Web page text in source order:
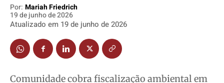
Socioeconômicas
Justiça
Socioeconômicas
Justiça
Socioeconômicas
Justiça
Socioeconômicas
Justiça
Por: Mariah Friedrich
19 de junho de 2026
Atualizado em 19 de junho de 2026
Comunidade cobra fiscalização ambiental em